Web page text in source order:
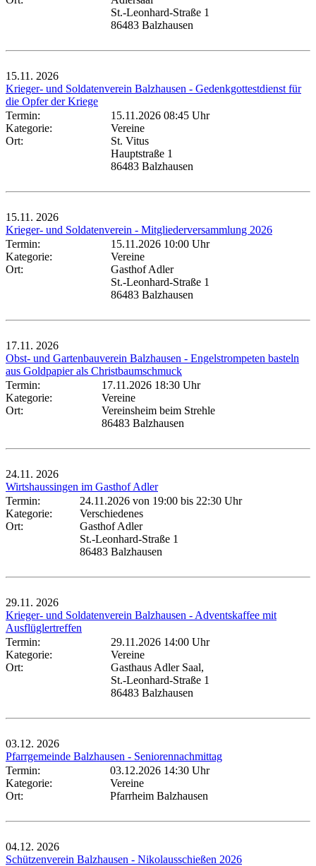
St.-Leonhard-Straße 1
86483 Balzhausen
15.11. 2026
Krieger- und Soldatenverein Balzhausen - Gedenkgottestdienst für
die Opfer der Kriege
Termin:
15.11.2026 08:45 Uhr
Kategorie:
Vereine
Ort:
St. Vitus
Hauptstraße 1
86483 Balzhausen
15.11. 2026
Krieger- und Soldatenverein - Mitgliederversammlung 2026
Termin:
15.11.2026 10:00 Uhr
Kategorie:
Vereine
Ort:
Gasthof Adler
St.-Leonhard-Straße 1
86483 Balzhausen
17.11. 2026
Obst- und Gartenbauverein Balzhausen - Engelstrompeten basteln
aus Goldpapier als Christbaumschmuck
Termin:
17.11.2026 18:30 Uhr
Kategorie:
Vereine
Ort:
Vereinsheim beim Strehle
86483 Balzhausen
24.11. 2026
Wirtshaussingen im Gasthof Adler
Termin:
24.11.2026 von 19:00 bis 22:30 Uhr
Kategorie:
Verschiedenes
Ort:
Gasthof Adler
St.-Leonhard-Straße 1
86483 Balzhausen
29.11. 2026
Krieger- und Soldatenverein Balzhausen - Adventskaffee mit
Ausflüglertreffen
Termin:
29.11.2026 14:00 Uhr
Kategorie:
Vereine
Ort:
Gasthaus Adler Saal,
St.-Leonhard-Straße 1
86483 Balzhausen
03.12. 2026
Pfarrgemeinde Balzhausen - Seniorennachmittag
Termin:
03.12.2026 14:30 Uhr
Kategorie:
Vereine
Ort:
Pfarrheim Balzhausen
04.12. 2026
Schützenverein Balzhausen - Nikolausschießen 2026